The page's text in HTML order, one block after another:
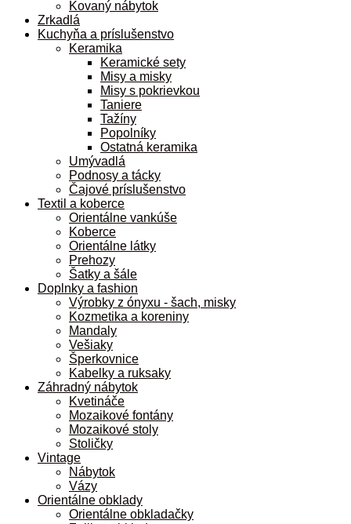
Kovaný nábytok
Zrkadlá
Kuchyňa a príslušenstvo
Keramika
Keramické sety
Misy a misky
Misy s pokrievkou
Taniere
Tažíny
Popolníky
Ostatná keramika
Umývadlá
Podnosy a tácky
Čajové príslušenstvo
Textil a koberce
Orientálne vankúše
Koberce
Orientálne látky
Prehozy
Šatky a šále
Doplnky a fashion
Výrobky z ónyxu - šach, misky
Kozmetika a koreniny
Mandaly
Vešiaky
Šperkovnice
Kabelky a ruksaky
Záhradný nábytok
Kvetináče
Mozaikové fontány
Mozaikové stoly
Stoličky
Vintage
Nábytok
Vázy
Orientálne obklady
Orientálne obkladačky